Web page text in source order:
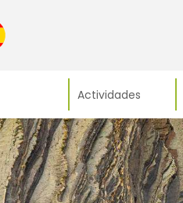
Actividades